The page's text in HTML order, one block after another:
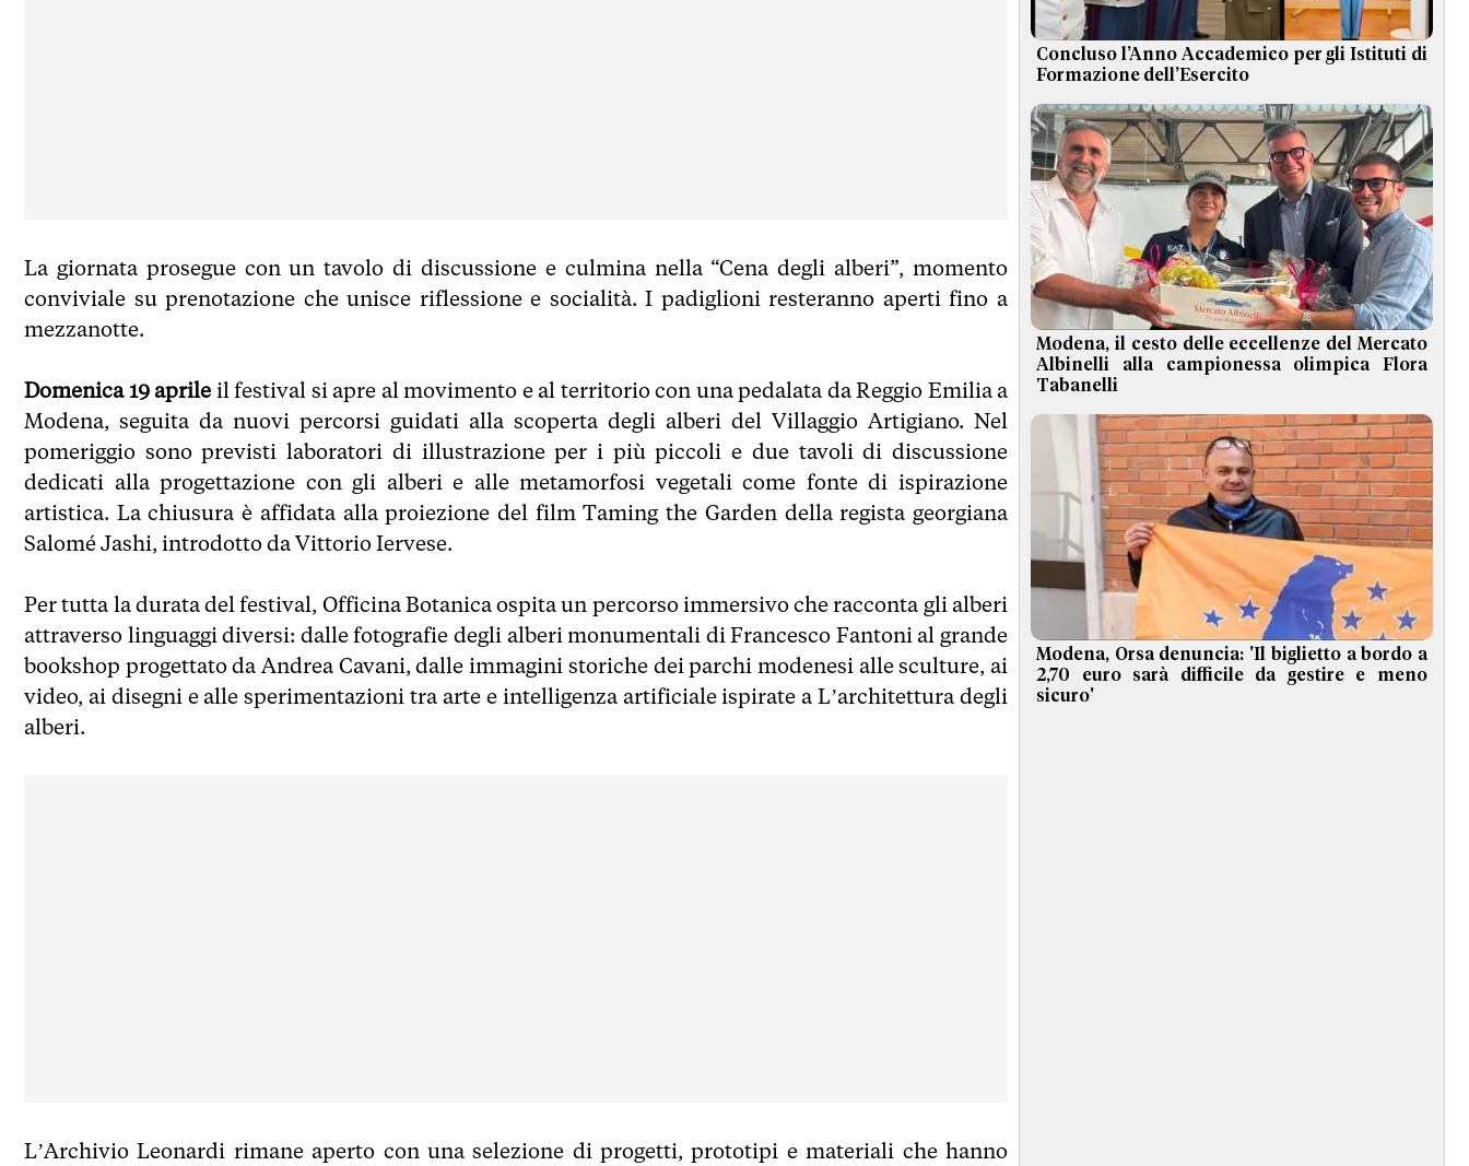
La giornata prosegue con un tavolo di discussione e culmina nella “Cena degli alberi”, momento
conviviale su prenotazione che unisce riflessione e socialità. I padiglioni resteranno aperti fino a
mezzanotte.
Domenica 19 aprile il festival si apre al movimento e al territorio con una pedalata da Reggio Emilia a
Modena, seguita da nuovi percorsi guidati alla scoperta degli alberi del Villaggio Artigiano. Nel
pomeriggio sono previsti laboratori di illustrazione per i più piccoli e due tavoli di discussione
dedicati alla progettazione con gli alberi e alle metamorfosi vegetali come fonte di ispirazione
artistica. La chiusura è affidata alla proiezione del film Taming the Garden della regista georgiana
Salomé Jashi, introdotto da Vittorio Iervese.
Per tutta la durata del festival, Officina Botanica ospita un percorso immersivo che racconta gli alberi
attraverso linguaggi diversi: dalle fotografie degli alberi monumentali di Francesco Fantoni al grande
bookshop progettato da Andrea Cavani, dalle immagini storiche dei parchi modenesi alle sculture, ai
video, ai disegni e alle sperimentazioni tra arte e intelligenza artificiale ispirate a L’architettura degli
alberi.
L’Archivio Leonardi rimane aperto con una selezione di progetti, prototipi e materiali che hanno
Concluso l’Anno Accademico per gli Istituti di
Formazione dell’Esercito
Modena, il cesto delle eccellenze del Mercato
Albinelli alla campionessa olimpica Flora
Tabanelli
Modena, Orsa denuncia: 'Il biglietto a bordo a
2,70 euro sarà difficile da gestire e meno
sicuro'